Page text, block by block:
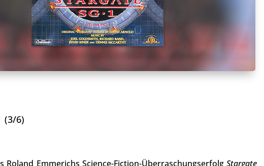
(3/6)
Roland Emmerichs Science-Fiction-ÜberraschungserfolgStargate